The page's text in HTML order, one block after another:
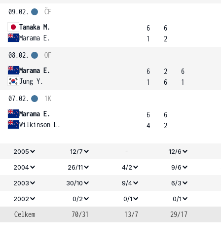
09.02.
Tanaka M.
Marama E.
ČF
6
1
6
2
08.02.
Marama E.
Jung Y.
OF
6
1
2
6
6
1
07.02.
Marama E.
Wilkinson L.
1K
6
4
6
2
2005 12/7 -
12/6
2004
26/11 4/2 9/6
2003
30/10 9/4 6/3
2002
0/2 0/1 0/1
Celkem 70/31 13/7 29/17